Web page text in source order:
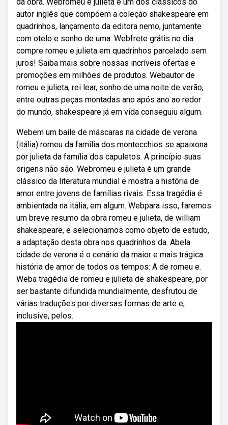
autor inglês que compõem a coleção shakespeare em
quadrinhos, lançamento da editora nemo, juntamente
com otelo e sonho de uma. Webfrete grátis no dia
compre romeu e julieta em quadrinhos parcelado sem
juros! Saiba mais sobre nossas incríveis ofertas e
promoções em milhões de produtos. Webautor de
romeu e julieta, rei lear, sonho de uma noite de verão,
entre outras peças montadas ano após ano ao redor
do mundo, shakespeare já em vida conseguiu algum.
Webem um baile de máscaras na cidade de verona
(itália) romeu da família dos montecchios se apaixona
por julieta da família dos capuletos. A princípio suas
origens não são. Webromeu e julieta é um grande
clássico da literatura mundial e mostra a história de
amor entre jovens de famílias rivais. Essa tragédia é
ambientada na itália, em algum. Webpara isso, faremos
um breve resumo da obra romeu e julieta, de william
shakespeare, e selecionamos como objeto de estudo,
a adaptação desta obra nos quadrinhos da. Abela
cidade de verona é o cenário da maior e mais trágica
história de amor de todos os tempos: A de romeu e.
Weba tragédia de romeu e julieta de shakespeare, por
ser bastante difundida mundialmente, desfrutou de
várias traduções por diversas formas de arte e,
inclusive, pelos.